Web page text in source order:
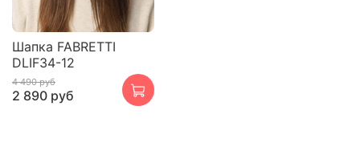
Шапка FABRETTI
DLIF34-12
4 490 руб
2 890 руб